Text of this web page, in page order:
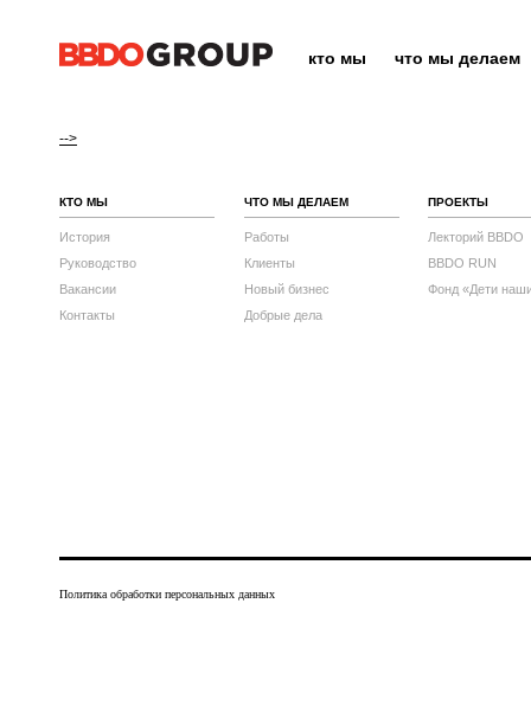
кто мы что мы делаем
-->
КТО МЫ
История
Руководство
Вакансии
Контакты
ЧТО МЫ ДЕЛАЕМ
Работы
Клиенты
Новый бизнес
Добрые дела
ПРОЕКТЫ
Лекторий BBDO
BBDO RUN
Фонд «Дети
Политика обработки персональных данных